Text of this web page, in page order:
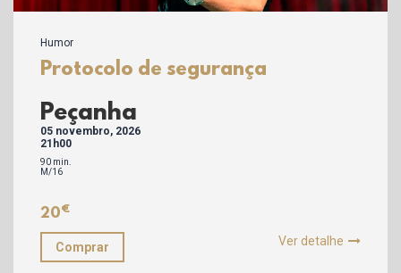
Humor
Protocolo de segurança
Peçanha
05 novembro, 2026
21h00
90 min.
M/16
20€
Comprar Ver detalhe